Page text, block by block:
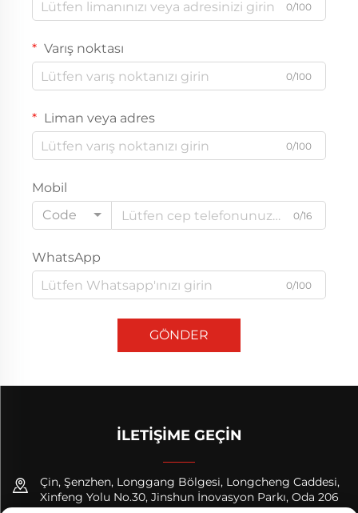
0/100
Varış noktası
0/100
Liman veya adres
0/100
Mobil
Code
0/16
WhatsApp
0/100
GÖNDER
İLETIŞIME GEÇIN
Çin, Şenzhen, Longgang Bölgesi, Longcheng Caddesi,
Xinfeng Yolu No.30, Jinshun İnovasyon Parkı, Oda 206